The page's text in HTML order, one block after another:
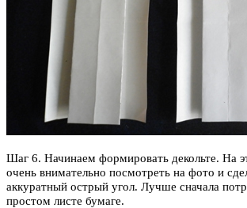
Шаг 6. Начинаем формировать декольте. На
очень внимательно посмотреть на фото и
аккуратный острый угол. Лучше сначала
простом листе бумаге.